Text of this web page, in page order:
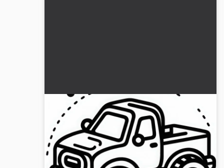
Colorazione di auto giocattolo da
scaricare gratuitamente
Scarica il gratuito disegno da colorare di un'auto
giocattolo e scopri il divertimento creativo nel
colorare!...